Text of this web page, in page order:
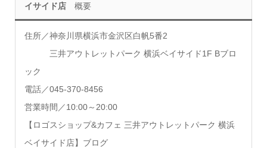
イサイド店概要
住所／神奈川県横浜市金沢区白帆5番2
三井アウトレットパーク 横浜ベイサイド1F Bブロ
ック
電話／045-370-8456
営業時間／10:00～20:00
【ロゴスショップ&カフェ 三井アウトレットパーク 横浜
ベイサイド店】ブログ